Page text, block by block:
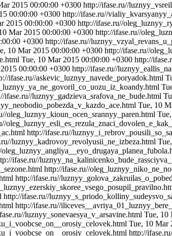
2015 00:00:00 +0300 http://ifase.ru//
00:00:00 +0300 http://ifase.ru//
2015 00:00:00 +0300 http://ifase.ru//
Mar 2015 00:00:00 +0300 http://ifase.ru//
+0300 http://ifase.ru//
10 Mar 2015 00:00:00 +0300 http://ifase.ru//
Tue, 10 Mar 2015 00:00:00 +0300 http://
00:00:00 +0300 http://ifase.ru//
ifase.ru//askevic_luznyy_navede_poryadok.html
ifase.ru//luznyy_gadzieva_srafova_ne_bude.html
Tue, 10
oleg_luznyy_kioun_ocen_srannyy_paren.html
http://ifase.ru//
luznyy_kadrovoy_revolyusii_ne_izbeza.html
ifase.ru//
http://ifase.ru//
http://ifase.ru//
http://ifase.ru//
http://ifase.ru//
luznyy_sonevaesya_v_arsavine.html Tue, 10
Tue, 10 Mar
http://